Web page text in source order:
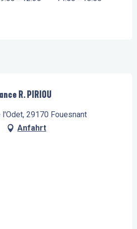
R. PIRIOU
l'Odet, 29170 Fouesnant
Anfahrt